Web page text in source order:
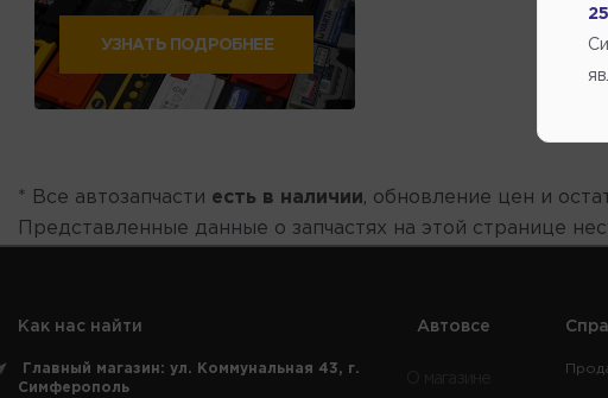
УЗНАТЬ ПОДРОБНЕЕ
* Все автозапчасти есть в наличии, обновление цен и
Представленные данные о запчастях на этой странице
Как нас найти
Главный магазин: ул. Коммунальная 43, г.
Симферополь
Автовсе